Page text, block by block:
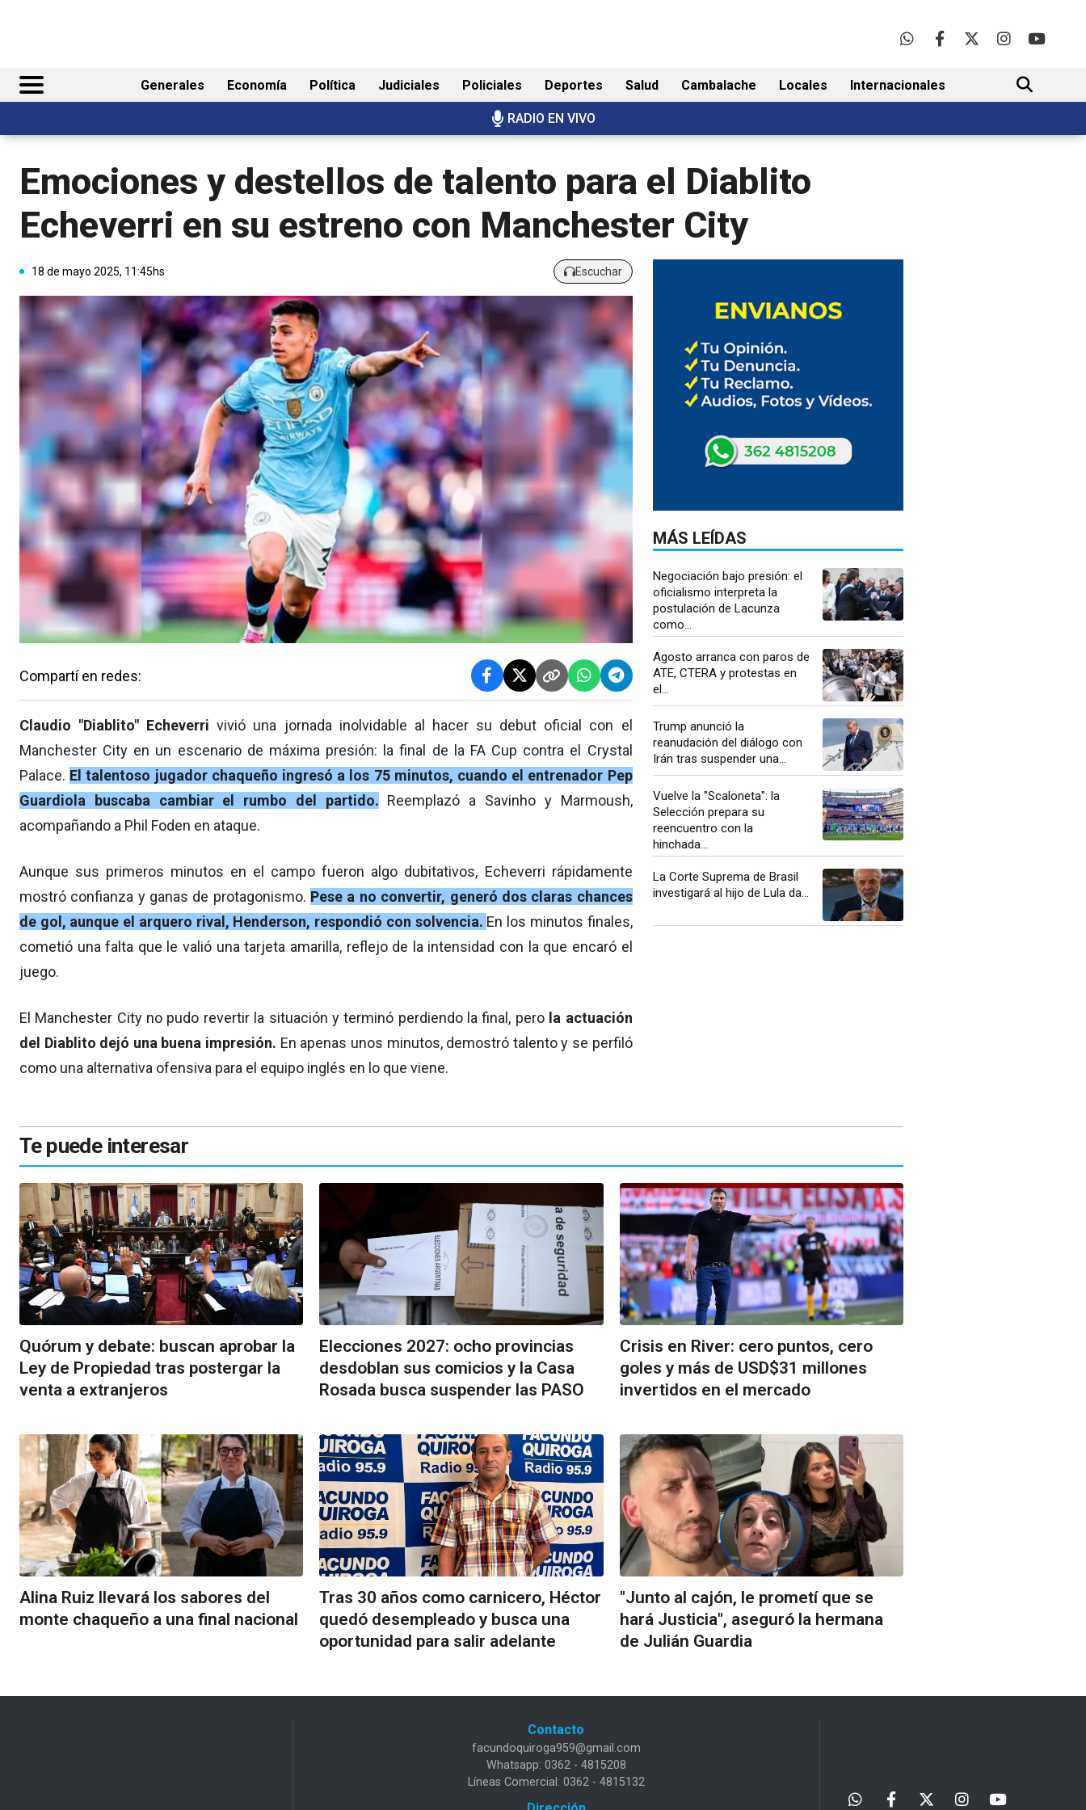
Generales Economía Política Judiciales Policiales Deportes Salud Cambalache Locales Internacionales
RADIO EN VIVO
BUSCAR
Emociones y destellos de talento para el Diablito
Echeverri en su estreno con Manchester City
18 de mayo 2025, 11:45hs Escuchar
Compartí en redes:
Claudio "Diablito" Echeverri vivió una jornada inolvidable al hacer su debut oficial con el
Manchester City en un escenario de máxima presión: la final de la FA Cup contra el Crystal
Palace. El talentoso jugador chaqueño ingresó a los 75 minutos, cuando el entrenador Pep
Guardiola buscaba cambiar el rumbo del partido. Reemplazó a Savinho y Marmoush,
acompañando a Phil Foden en ataque.
Aunque sus primeros minutos en el campo fueron algo dubitativos, Echeverri rápidamente
mostró confianza y ganas de protagonismo. Pese a no convertir, generó dos claras chances
de gol, aunque el arquero rival, Henderson, respondió con solvencia. En los minutos finales,
cometió una falta que le valió una tarjeta amarilla, reflejo de la intensidad con la que encaró el
juego.
El Manchester City no pudo revertir la situación y terminó perdiendo la final, pero la actuación
del Diablito dejó una buena impresión. En apenas unos minutos, demostró talento y se perfiló
como una alternativa ofensiva para el equipo inglés en lo que viene.
MÁS LEÍDAS
Negociación bajo presión: el
oficialismo interpreta la
postulación de Lacunza
como...
Agosto arranca con paros de
ATE, CTERA y protestas en
el...
Trump anunció la
reanudación del diálogo con
Irán tras suspender una...
Vuelve la "Scaloneta": la
Selección prepara su
reencuentro con la
hinchada...
La Corte Suprema de Brasil
investigará al hijo de Lula da...
Te puede interesar
Quórum y debate: buscan aprobar la
Ley de Propiedad tras postergar la
venta a extranjeros
Elecciones 2027: ocho provincias
desdoblan sus comicios y la Casa
Rosada busca suspender las PASO
Crisis en River: cero puntos, cero
goles y más de USD$31 millones
invertidos en el mercado
Alina Ruiz llevará los sabores del
monte chaqueño a una final nacional
Tras 30 años como carnicero, Héctor
quedó desempleado y busca una
oportunidad para salir adelante
"Junto al cajón, le prometí que se
hará Justicia", aseguró la hermana
de Julián Guardia
Contacto
facundoquiroga959@gmail.com
Whatsapp: 0362 - 4815208
Líneas Comercial: 0362 - 4815132